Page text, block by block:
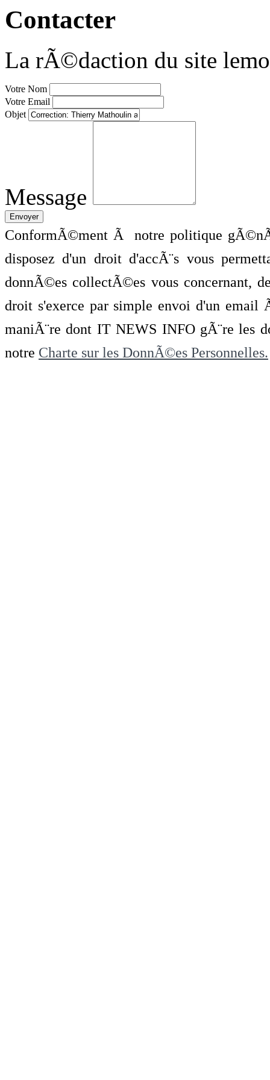
Contacter
La rÃ©daction du site
Votre Nom
Votre Email
Objet
Message
ConformÃ©ment Ã notre politique
disposez d'un droit d'accÃ¨s vous
donnÃ©es collectÃ©es vous concernant,
droit s'exerce par simple envoi d'un
maniÃ¨re dont IT NEWS INFO gÃ¨re les
notre Charte sur les DonnÃ©es Personnelles.